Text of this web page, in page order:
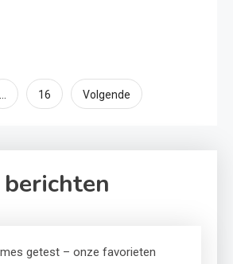
… 16 Volgende
getest – onze favorieten